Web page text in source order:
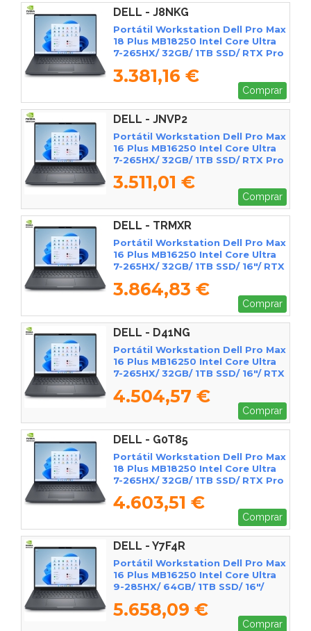
DELL - J8NKG
Portátil Workstation Dell Pro Max
18 Plus MB18250 Intel Core Ultra
7-265HX/ 32GB/ 1TB SSD/ RTX Pro
3.381,16 €
Comprar
DELL - JNVP2
Portátil Workstation Dell Pro Max
16 Plus MB16250 Intel Core Ultra
7-265HX/ 32GB/ 1TB SSD/ RTX Pro
3.511,01 €
Comprar
DELL - TRMXR
Portátil Workstation Dell Pro Max
16 Plus MB16250 Intel Core Ultra
7-265HX/ 32GB/ 1TB SSD/ 16"/ RTX
3.864,83 €
Comprar
DELL - D41NG
Portátil Workstation Dell Pro Max
16 Plus MB16250 Intel Core Ultra
7-265HX/ 32GB/ 1TB SSD/ 16"/ RTX
4.504,57 €
Comprar
DELL - G0T85
Portátil Workstation Dell Pro Max
18 Plus MB18250 Intel Core Ultra
7-265HX/ 32GB/ 1TB SSD/ RTX Pro
4.603,51 €
Comprar
DELL - Y7F4R
Portátil Workstation Dell Pro Max
16 Plus MB16250 Intel Core Ultra
9-285HX/ 64GB/ 1TB SSD/ 16"/
Pro
5.658,09 €
Comprar